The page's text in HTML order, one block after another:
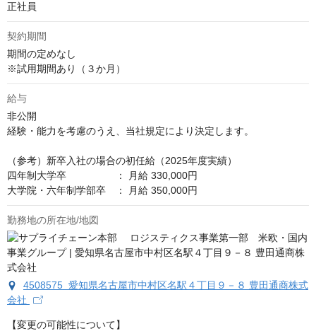
正社員
契約期間
期間の定めなし
※試用期間あり（３か月）
給与
非公開
経験・能力を考慮のうえ、当社規定により決定します。
（参考）新卒入社の場合の初任給（2025年度実績）
四年制大学卒　　　　　： 月給 330,000円
大学院・六年制学部卒　： 月給 350,000円
勤務地の所在地/地図
4508575 愛知県名古屋市中村区名駅４丁目９－８ 豊田通商株式
会社
【変更の可能性について】